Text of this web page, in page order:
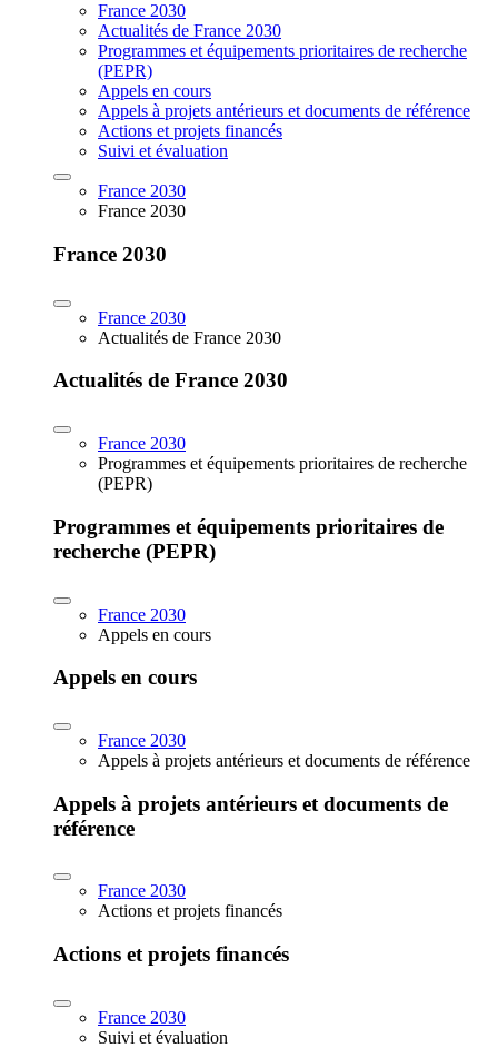
France 2030
Actualités de France 2030
Programmes et équipements prioritaires de recherche
(PEPR)
Appels en cours
Appels à projets antérieurs et documents de référence
Actions et projets financés
Suivi et évaluation
France 2030
France 2030
France 2030
France 2030
Actualités de France 2030
Actualités de France 2030
France 2030
Programmes et équipements prioritaires de recherche
(PEPR)
Programmes et équipements prioritaires de
recherche (PEPR)
France 2030
Appels en cours
Appels en cours
France 2030
Appels à projets antérieurs et documents de référence
Appels à projets antérieurs et documents de
référence
France 2030
Actions et projets financés
Actions et projets financés
France 2030
Suivi et évaluation